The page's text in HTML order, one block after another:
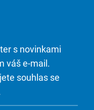
s novinkami
váš e-mail.
souhlas se